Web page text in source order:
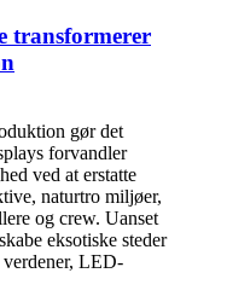
transformerer
gør det
forvandler
ved at erstatte
naturtro miljøer,
og crew. Uanset
eksotiske steder
LED-